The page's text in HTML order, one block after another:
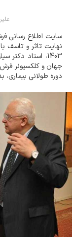
سایت اطلاع رسانی
نهایت تاثر و تاسف
1403، استاد
جهان و کلکسیونر
دوره طولانی
گفت: « صبح امروز...